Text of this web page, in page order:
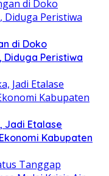
di Doko
Diduga Peristiwa
Jadi Etalase
Kabupaten